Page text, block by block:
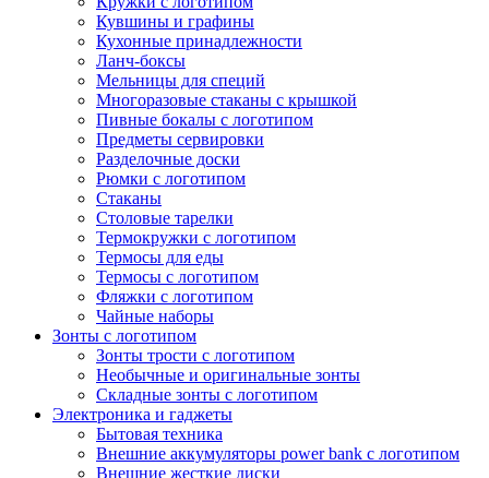
Кувшины и графины
Кухонные принадлежности
Ланч-боксы
Мельницы для специй
Многоразовые стаканы с крышкой
Пивные бокалы с логотипом
Предметы сервировки
Разделочные доски
Рюмки с логотипом
Стаканы
Столовые тарелки
Термокружки с логотипом
Термосы для еды
Термосы с логотипом
Фляжки с логотипом
Чайные наборы
Зонты с логотипом
Зонты трости с логотипом
Необычные и оригинальные зонты
Складные зонты с логотипом
Электроника и гаджеты
Бытовая техника
Внешние аккумуляторы power bank с логотипом
Внешние жесткие диски